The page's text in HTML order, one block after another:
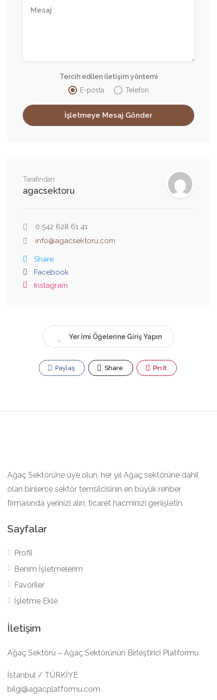
Tercih edilen iletişim yöntemi
E-posta
Telefon
Tarafından
agacsektoru
0 542 628 61 41
info@agacsektoru.com
Share
Facebook
Instagram
Yer İmi Öğelerine Giriş Yapın
Paylaş Share Pin It
Ağaç Sektörü’ne üye olun, her yıl Ağaç sektörüne dahil
olan binlerce sektör temsilcisinin en büyük rehber
firmasında yerinizi alın, ticaret hacminizi genişletin.
Sayfalar
Profil
Benim İşletmelerim
Favoriler
İşletme Ekle
İletişim
Ağaç Sektörü – Ağaç Sektörünün Birleştirici Platformu
İstanbul / TÜRKİYE
bilgi@agacplatformu.com